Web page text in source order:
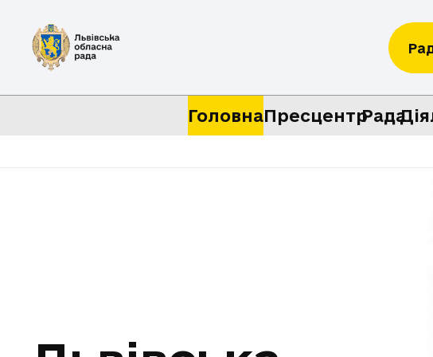
ГоловнаПресцентрРада